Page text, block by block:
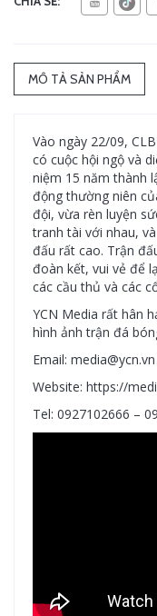
MÔ TẢ SẢN PHẨM
Vào ngày 22/09,
có cuộc hội ngộ và
niệm 15 năm thành
động thường niên
đội, vừa rèn luyện
tranh tài với nhau,
đấu rất cao. Trận
đoàn kết, vui vẻ để
các cầu thủ và các
YCN Media rất hân
hình ảnh trận đá
Email: media@ycn.vn
Website: https://
Tel: 0927102666 –